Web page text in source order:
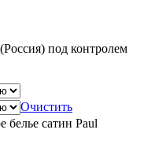
под контролем
Очистить
белье сатин Paul